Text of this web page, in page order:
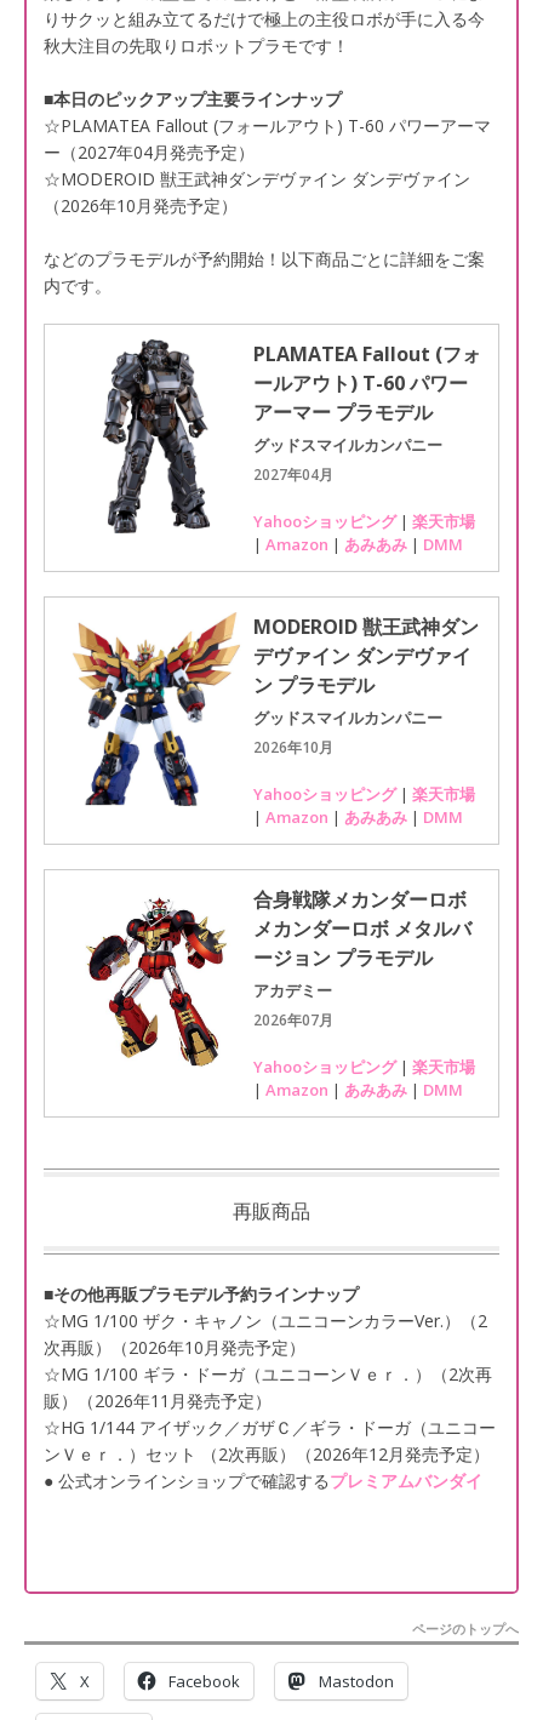
りサクッと組み立てるだけで極上の主役ロボが手に入る今
秋大注目の先取りロボットプラモです！
■本日のピックアップ主要ラインナップ
☆PLAMATEA Fallout (フォールアウト) T-60 パワーアーマ
ー（2027年04月発売予定）
☆MODEROID 獣王武神ダンデヴァイン ダンデヴァイン
（2026年10月発売予定）
などのプラモデルが予約開始！以下商品ごとに詳細をご案
内です。
PLAMATEA Fallout (フォ
ールアウト) T-60 パワー
アーマー プラモデル
グッドスマイルカンパニー
2027年04月
Yahooショッピング| 楽天市場
| Amazon | あみあみ | DMM
MODEROID 獣王武神ダン
デヴァイン ダンデヴァイ
ン プラモデル
グッドスマイルカンパニー
2026年10月
Yahooショッピング| 楽天市場
| Amazon | あみあみ | DMM
合身戦隊メカンダーロボ
メカンダーロボ メタルバ
ージョン プラモデル
アカデミー
2026年07月
Yahooショッピング| 楽天市場
| Amazon | あみあみ | DMM
再販商品
■その他再販プラモデル予約ラインナップ
☆MG 1/100 ザク・キャノン（ユニコーンカラーVer.）（2
次再販）（2026年10月発売予定）
☆MG 1/100 ギラ・ドーガ（ユニコーンＶｅｒ．）（2次再
販）（2026年11月発売予定）
☆HG 1/144 アイザック／ガザＣ／ギラ・ドーガ（ユニコー
ンＶｅｒ．）セット （2次再販）（2026年12月発売予定）
● 公式オンラインショップで確認するプレミアムバンダイ
ページのトップへ
X Facebook Mastodon